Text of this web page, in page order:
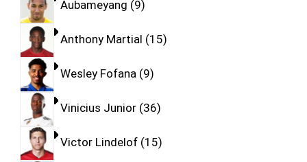
Aubameyang 9
Anthony Martial 15
Wesley Fofana 9
Vinicius Junior 36
Victor Lindelof 15